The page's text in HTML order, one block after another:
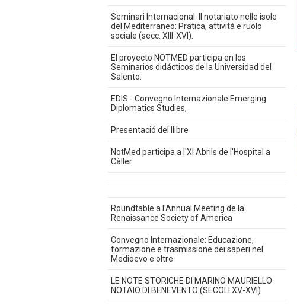
Seminari Internacional: Il notariato nelle isole
del Mediterraneo: Pratica, attività e ruolo
sociale (secc. XIII-XVI).
El proyecto NOTMED participa en los
Seminarios didácticos de la Universidad del
Salento.
EDIS - Convegno Internazionale Emerging
Diplomatics Studies,
Presentació del llibre
NotMed participa a l'XI Abrils de l'Hospital a
Càller
Roundtable a l'Annual Meeting de la
Renaissance Society of America
Convegno Internazionale: Educazione,
formazione e trasmissione dei saperi nel
Medioevo e oltre
LE NOTE STORICHE DI MARINO MAURIELLO
NOTAIO DI BENEVENTO (SECOLI XV-XVI)